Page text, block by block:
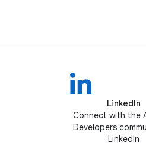
LinkedIn
Connect with the
Developers
LinkedIn